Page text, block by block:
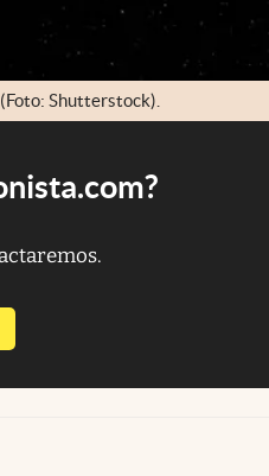
Shutterstock).
nueva pestaña